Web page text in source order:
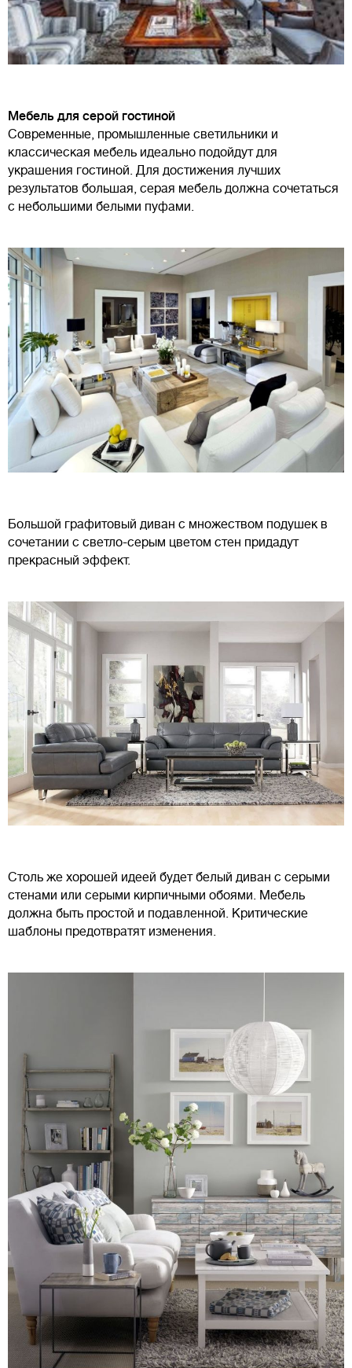
Мебель для серой гостиной
Современные, промышленные светильники и
классическая мебель идеально подойдут для
украшения гостиной. Для достижения лучших
результатов большая, серая мебель должна сочетаться
с небольшими белыми пуфами.
Большой графитовый диван с множеством подушек в
сочетании с светло-серым цветом стен придадут
прекрасный эффект.
Столь же хорошей идеей будет белый диван с серыми
стенами или серыми кирпичными обоями. Мебель
должна быть простой и подавленной. Критические
шаблоны предотвратят изменения.